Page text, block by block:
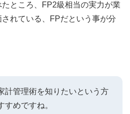
ところ、FP2級相当の実力が業
れている、FPだという事が分
計管理術を知りたいという方
すめですね。